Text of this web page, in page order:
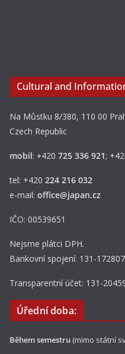
Cultural and
Na Můstku 8/380, 110 00
Czech Republic
mobil: +420 725 336 921;
tel: +420 224 216 032
e-mail: office@japan.cz
IČO: 00539651
Nejsme plátci DPH.
Bankovní spojení: 131-
Transparentní účet: 131-
Úřední doba:
Během semestru (mimo státní